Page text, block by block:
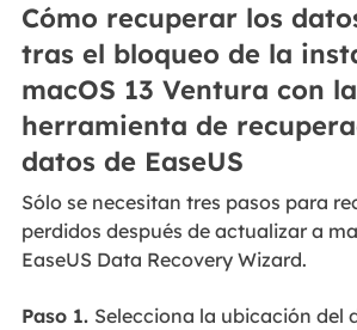
Cómo recuperar los
tras el bloqueo de la
macOS 13 Ventura con la
herramienta de
datos de EaseUS
Sólo se necesitan tres pasos para
perdidos después de actualizar a
EaseUS Data Recovery Wizard.
Paso 1. Selecciona la ubicación del